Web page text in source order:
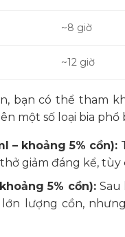
~8 giờ
~12 giờ
bạn có thể tham
một số loại bia phổ
– khoảng 5% cồn):
giảm đáng kể,
5% cồn): Sau
lượng cồn,